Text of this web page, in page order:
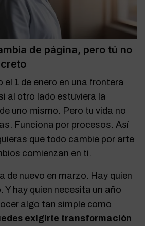
de página, pero tú no
el 1 de enero en una frontera
al otro lado estuviera la
uno mismo. Pero tu vida no
Funciona por procesos. Así
que todo cambie por arte
comienzan en ti.
de nuevo en marzo. Hay quien
Y hay quien necesita un año
algo tan simple como
exigirte transformación